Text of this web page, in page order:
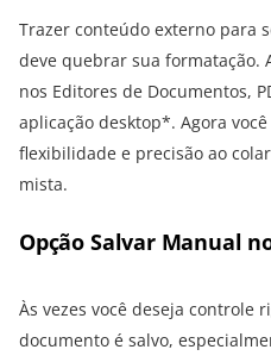
Trazer conteúdo externo para
deve quebrar sua formatação.
nos Editores de Documentos,
aplicação desktop*. Agora
flexibilidade e precisão ao
mista.
Opção Salvar Manual
Às vezes você deseja controle
documento é salvo,